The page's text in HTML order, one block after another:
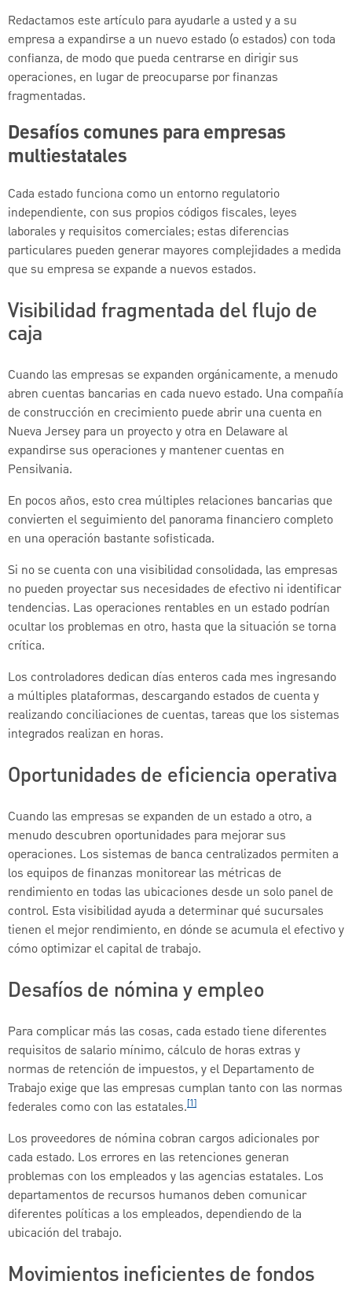
Redactamos este artículo para ayudarle a usted y a su
empresa a expandirse a un nuevo estado (o estados) con toda
confianza, de modo que pueda centrarse en dirigir sus
operaciones, en lugar de preocuparse por finanzas
fragmentadas.
Desafíos comunes para empresas
multiestatales
Cada estado funciona como un entorno regulatorio
independiente, con sus propios códigos fiscales, leyes
laborales y requisitos comerciales; estas diferencias
particulares pueden generar mayores complejidades a medida
que su empresa se expande a nuevos estados.
Visibilidad fragmentada del flujo de
caja
Cuando las empresas se expanden orgánicamente, a menudo
abren cuentas bancarias en cada nuevo estado. Una compañía
de construcción en crecimiento puede abrir una cuenta en
Nueva Jersey para un proyecto y otra en Delaware al
expandirse sus operaciones y mantener cuentas en
Pensilvania.
En pocos años, esto crea múltiples relaciones bancarias que
convierten el seguimiento del panorama financiero completo
en una operación bastante sofisticada.
Si no se cuenta con una visibilidad consolidada, las empresas
no pueden proyectar sus necesidades de efectivo ni identificar
tendencias. Las operaciones rentables en un estado podrían
ocultar los problemas en otro, hasta que la situación se torna
crítica.
Los controladores dedican días enteros cada mes ingresando
a múltiples plataformas, descargando estados de cuenta y
realizando conciliaciones de cuentas, tareas que los sistemas
integrados realizan en horas.
Oportunidades de eficiencia operativa
Cuando las empresas se expanden de un estado a otro, a
menudo descubren oportunidades para mejorar sus
operaciones. Los sistemas de banca centralizados permiten a
los equipos de finanzas monitorear las métricas de
rendimiento en todas las ubicaciones desde un solo panel de
control. Esta visibilidad ayuda a determinar qué sucursales
tienen el mejor rendimiento, en dónde se acumula el efectivo y
cómo optimizar el capital de trabajo.
Desafíos de nómina y empleo
Para complicar más las cosas, cada estado tiene diferentes
requisitos de salario mínimo, cálculo de horas extras y
normas de retención de impuestos, y el Departamento de
Trabajo exige que las empresas cumplan tanto con las normas
federales como con las estatales.[1]
Los proveedores de nómina cobran cargos adicionales por
cada estado. Los errores en las retenciones generan
problemas con los empleados y las agencias estatales. Los
departamentos de recursos humanos deben comunicar
diferentes políticas a los empleados, dependiendo de la
ubicación del trabajo.
Movimientos ineficientes de fondos